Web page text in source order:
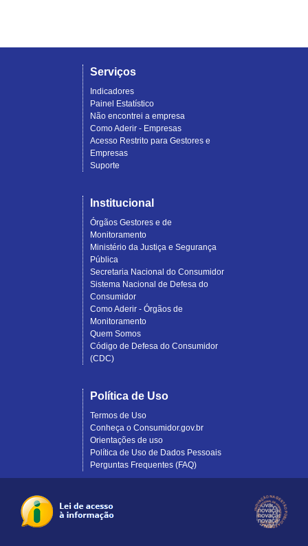
Serviços
Indicadores
Painel Estatístico
Não encontrei a empresa
Como Aderir - Empresas
Acesso Restrito para Gestores e
Empresas
Suporte
Institucional
Órgãos Gestores e de
Monitoramento
Ministério da Justiça e Segurança
Pública
Secretaria Nacional do Consumidor
Sistema Nacional de Defesa do
Consumidor
Como Aderir - Órgãos de
Monitoramento
Quem Somos
Código de Defesa do Consumidor
(CDC)
Política de Uso
Termos de Uso
Conheça o Consumidor.gov.br
Orientações de uso
Política de Uso de Dados Pessoais
Perguntas Frequentes (FAQ)